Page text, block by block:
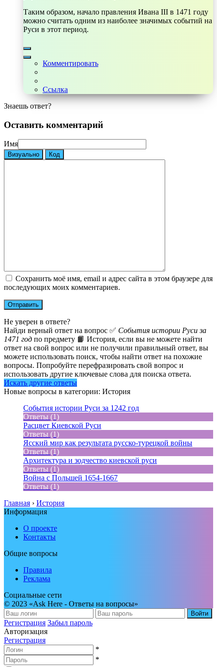
Таким образом, начало правления Ивана III в 1471 году
можно считать одним из наиболее значимых событий на
Руси в этот период.
Комментировать
Ссылка
Знаешь ответ?
Оставить комментарий
Имя
Визуально Код
Сохранить моё имя, email и адрес сайта в этом браузере для
последующих моих комментариев.
Не уверен в ответе?
Найди верный ответ на вопрос ✅ События истории Руси за
1471 год по предмету 📙 История, если вы не можете найти
ответ на свой вопрос или не получили правильный ответ, вы
можете использовать поиск, чтобы найти ответ на похожие
вопросы. Попробуйте перефразировать свой вопрос и
использовать другие ключевые слова для поиска ответа.
Искать другие ответы
Новые вопросы в категории: История
События истории Руси за 1242 год
Ответы (1)
Расцвет Киевской Руси
Ответы (1)
Ясский мир как результата русско-турецкой войны
Ответы (1)
Архитектура и зодчество киевской руси
Ответы (1)
Война с Польшей 1654-1667
Ответы (1)
Главная › История
Информация
О проекте
Контакты
Общие вопросы
Правила
Реклама
Социальные сети
© 2023 «Ask Here - Ответы на вопросы»
Войти
Регистрация Забыл пароль
Авторизация
Регистрация
*
*